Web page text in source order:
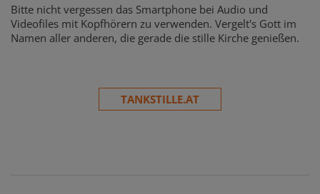
Bitte nicht vergessen das Smartphone bei Audio und
Videofiles mit Kopfhörern zu verwenden. Vergelt's Gott im
Namen aller anderen, die gerade die stille Kirche genießen.
TANKSTILLE.AT